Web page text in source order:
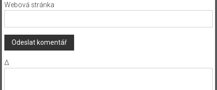
Webová stránka
Δ